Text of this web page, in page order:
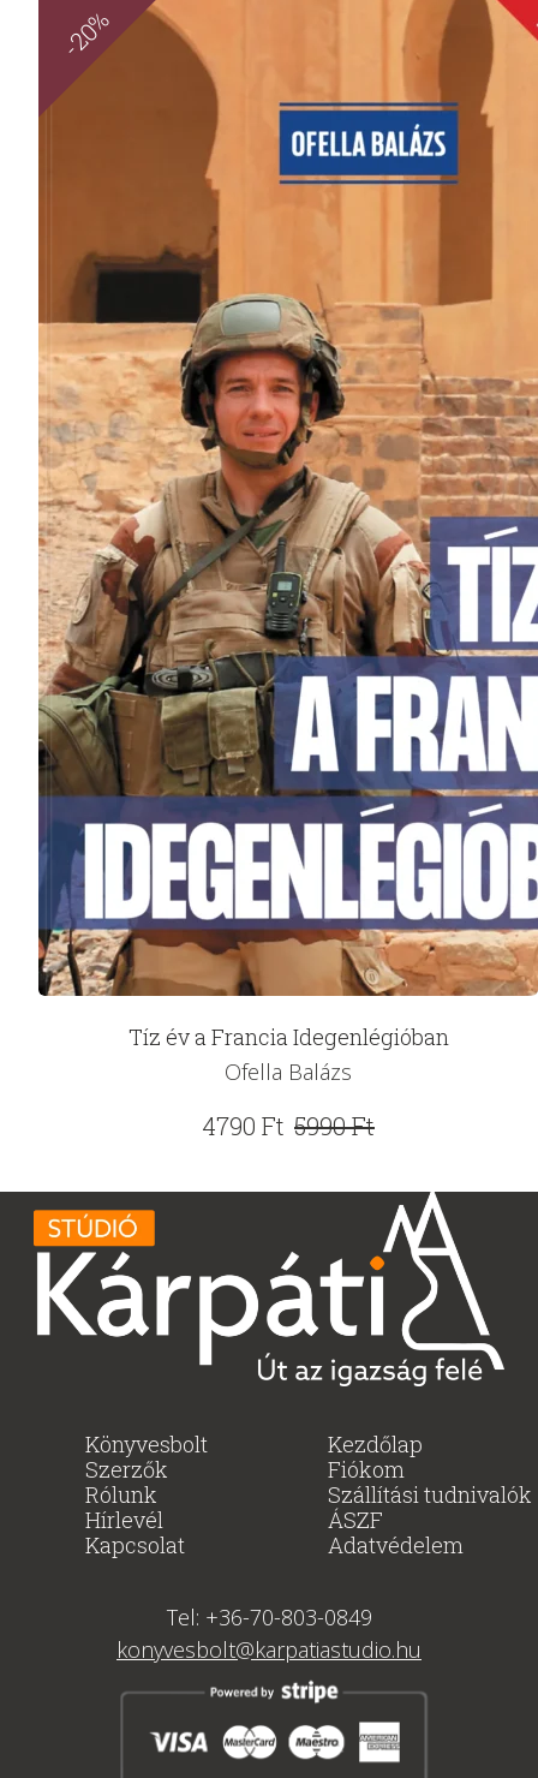
-20%
Tíz év a Francia Idegenlégióban
Ofella Balázs
5990Ft
Original
was:
4790 Ft
Current
is:
Könyvesbolt
Szerzők
Rólunk
Hírlevél
Kapcsolat
Kezdőlap
Fiókom
Szállítási tudnivalók
ÁSZF
Adatvédelem
Tel: +36-70-803-0849
konyvesbolt@karpatiastudio.hu